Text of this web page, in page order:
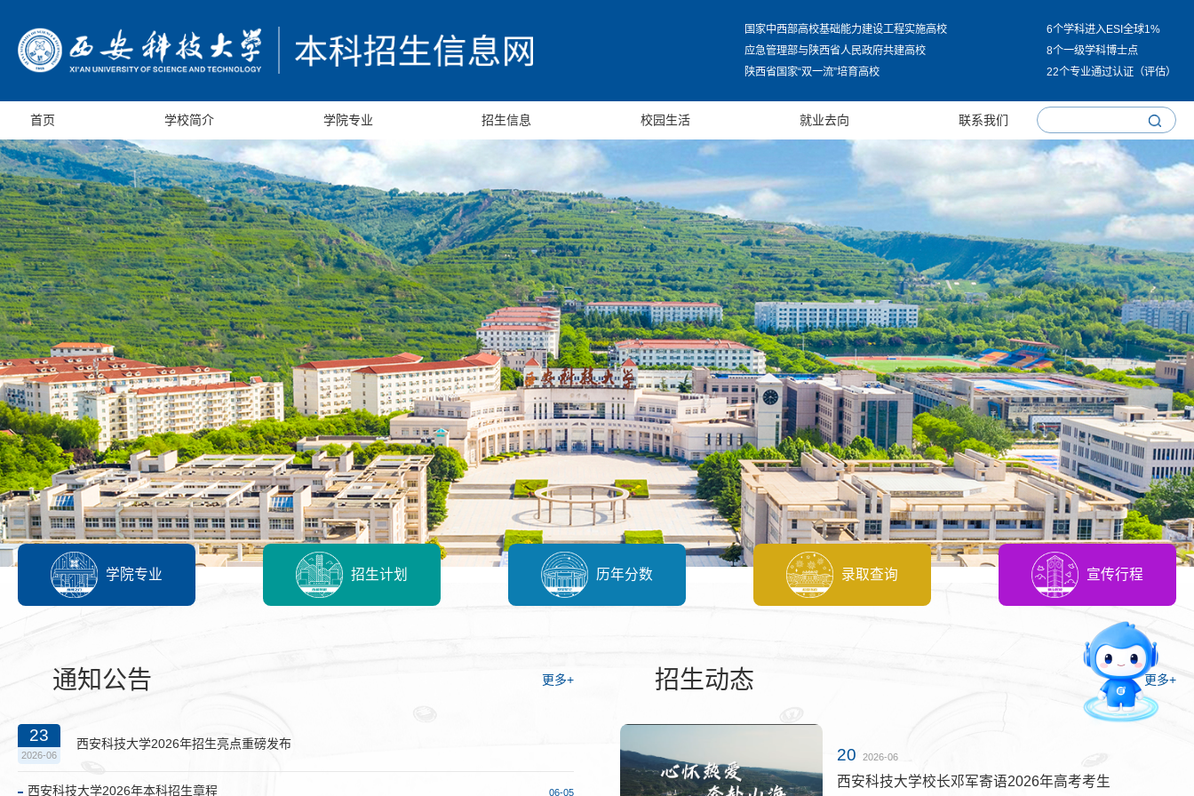
国家中西部高校基础能力建设工程实施高校
应急管理部与陕西省人民政府共建高校
陕西省国家“双一流”培育高校
6个学科进入ESI全球1%
8个一级学科博士点
22个专业通过认证（评估）
首页 学校简介 学院专业 招生信息 校园生活 就业去向 联系我们
学院专业 招生计划 历年分数 录取查询 宣传行程
通知公告 更多+
23
2026-06
西安科技大学2026年招生亮点重磅发布
西安科技大学2026年本科招生章程 06-05
招生动态 更多+
20 2026-06
西安科技大学校长邓军寄语2026年高考考生